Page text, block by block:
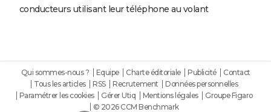
conducteurs utilisant leur téléphone au volant
Qui sommes-nous ? Equipe Charte éditoriale Publicité
Contact
Tous les articles
RSS Recrutement
Données personnelles
Paramétrer les cookies
Gérer Utiq Mentions légales
Groupe Figaro
© 2026 CCM Benchmark